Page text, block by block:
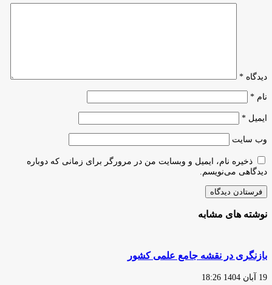
دیدگاه *
نام *
ایمیل *
وب‌ سایت
ذخیره نام، ایمیل و وبسایت من در مرورگر برای زمانی که دوباره
دیدگاهی می‌نویسم.
نوشته های مشابه
بازنگری در نقشه جامع علمی کشور
19 آبان 1404 18:26